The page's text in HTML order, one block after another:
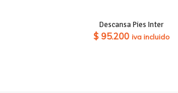
Descansa Pies Inter
$95.200 iva incluido